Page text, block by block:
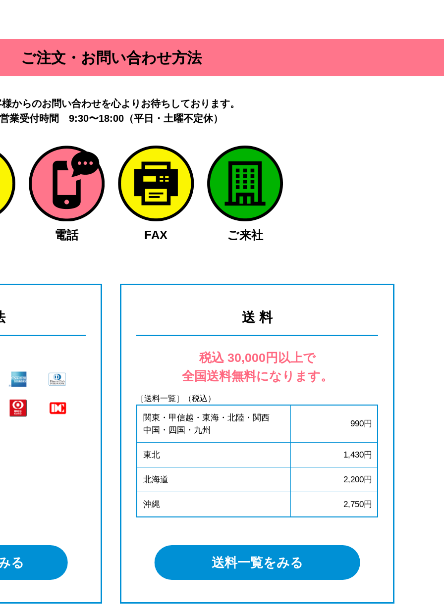
ご注文・お問い合わせ方法
からのお問い合わせを心よりお待ちしております。
業受付時間 9:30〜18:00（平日・土曜不定休）
電話 FAX ご来社
る
送 料
税込 30,000円以上で
全国送料無料になります。
［送料一覧］（税込）
関東・甲信越・東海・北陸・関西
中国・四国・九州
990円
東北 1,430円
北海道 2,200円
沖縄 2,750円
送料一覧をみる